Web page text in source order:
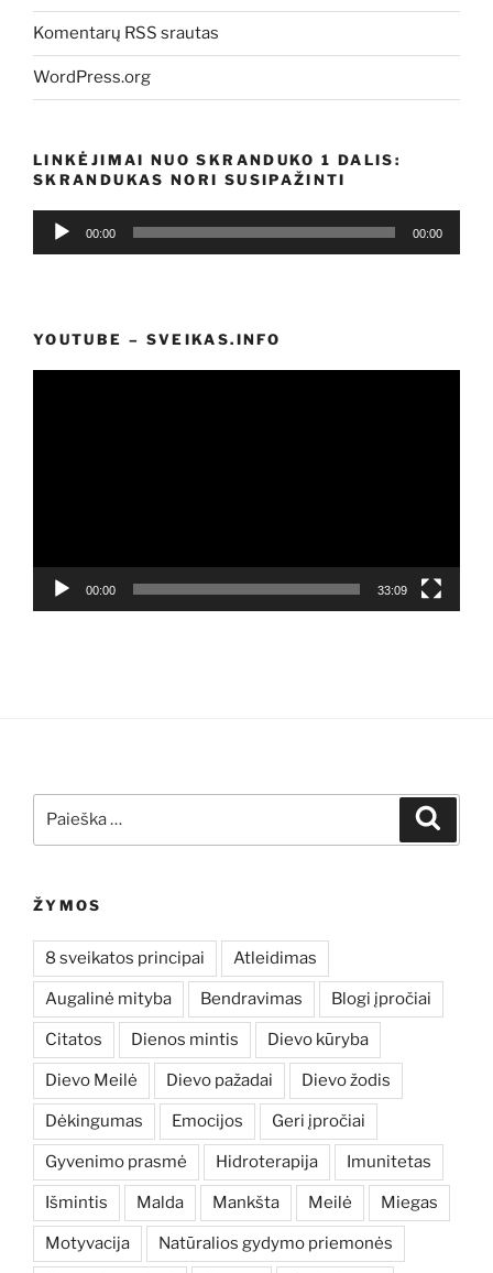
Komentarų RSS srautas
WordPress.org
LINKĖJIMAI NUO SKRANDUKO 1 DALIS:
SKRANDUKAS NORI SUSIPAŽINTI
Audio
00:00 00:00
YOUTUBE – SVEIKAS.INFO
00:00 33:09
ŽYMOS
8 sveikatos principai Atleidimas
Augalinė mityba Bendravimas Blogi įpročiai
Citatos Dienos mintis Dievo kūryba
Dievo Meilė Dievo pažadai Dievo žodis
Dėkingumas Emocijos Geri įpročiai
Gyvenimo prasmė Hidroterapija Imunitetas
Išmintis Malda Mankšta Meilė Miegas
Motyvacija Natūralios gydymo priemonės